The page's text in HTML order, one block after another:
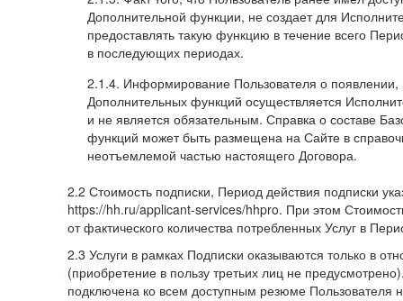
Дополнительной функции, не создает для
предоставлять такую функцию в течение всего
в последующих периодах.
2.1.4. Информирование Пользователя о
Дополнительных функций осуществляется
и не является обязательным. Справка о составе
функций может быть размещена на Сайте в
неотъемлемой частью настоящего Договора.
2.2 Стоимость подписки, Период действия подписки
https://hh.ru/applicant-services/hhpro. При этом
от фактического количества потребленных Услуг в
2.3 Услуги в рамках Подписки оказываются только в
(приобретение в пользу третьих лиц не
подключена ко всем доступным резюме Пользователя